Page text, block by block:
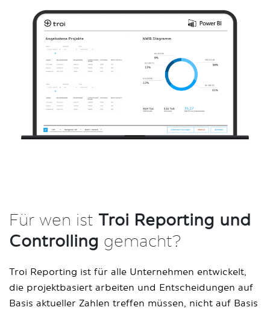
Für wen ist Troi Reporting und
Controlling gemacht?
Troi Reporting ist für alle Unternehmen entwickelt,
die projektbasiert arbeiten und Entscheidungen auf
Basis aktueller Zahlen treffen müssen, nicht auf Basis